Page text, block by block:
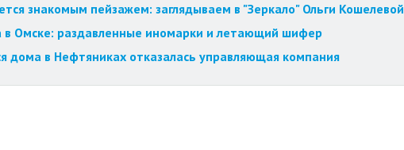
знакомым пейзажем: заглядываем в "Зеркало" Ольги Кошелевой
в Омске: раздавленные иномарки и летающий шифер
дома в Нефтяниках отказалась управляющая компания